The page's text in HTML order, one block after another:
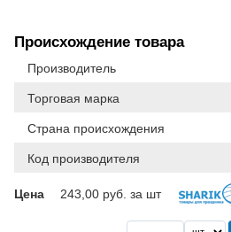
Происхождение товара
Производитель
Торговая марка
Страна происхождения
Код производителя
Цена 243,00 руб. за шт